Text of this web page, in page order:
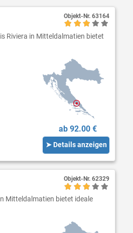
Riviera in Mitteldalmatien bietet
ab 92.00 €
➤ Details anzeigen
Objekt-Nr. 63164
Mitteldalmatien bietet ideale
Objekt-Nr. 62329